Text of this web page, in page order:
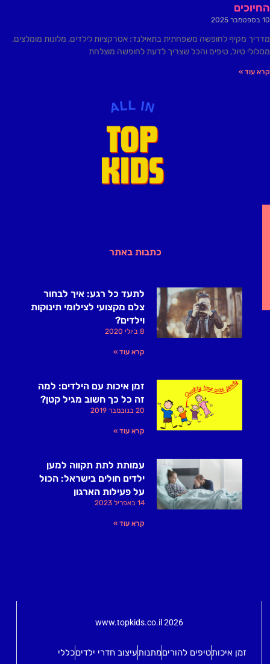
החיוכים
10 בספטמבר 2025
מדריך מקיף לחופשה משפחתית בתאילנד: אטרקציות לילדים, מלונות מומלצים,
מסלולי טיול, טיפים והכל שצריך לדעת לחופשה מוצלחת
קרא עוד »
כתבות באתר
לתעד כל רגע: איך לבחור
צלם מקצועי לצילומי תינוקות
וילדים?
8 ביולי 2020
קרא עוד »
זמן איכות עם הילדים: למה
זה כל כך חשוב מגיל קטן?
20 בנובמבר 2019
קרא עוד »
עמותת לתת תקווה למען
ילדים חולים בישראל: הכול
על פעילות הארגון
14 באפריל 2023
קרא עוד »
www.topkids.co.il 2026
זמן איכותטיפים להוריםמתנותעיצוב חדרי ילדיםכללי